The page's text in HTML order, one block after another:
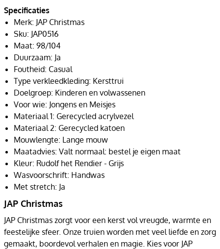
Specificaties
Merk: JAP Christmas
Sku: JAP0516
Maat: 98/104
Duurzaam: Ja
Foutheid: Casual
Type verkleedkleding: Kersttrui
Doelgroep: Kinderen en volwassenen
Voor wie: Jongens en Meisjes
Materiaal 1: Gerecycled acrylvezel
Materiaal 2: Gerecycled katoen
Mouwlengte: Lange mouw
Maatadvies: Valt normaal: bestel je eigen maat
Kleur: Rudolf het Rendier - Grijs
Wasvoorschrift: Handwas
Met stretch: Ja
JAP Christmas
JAP Christmas zorgt voor een kerst vol vreugde, warmte en
feestelijke sfeer. Onze truien worden met veel liefde en zorg
gemaakt, boordevol verhalen en magie. Kies voor JAP